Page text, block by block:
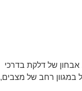
של דלקת בדרכי
במגוון רחב של מצבים,